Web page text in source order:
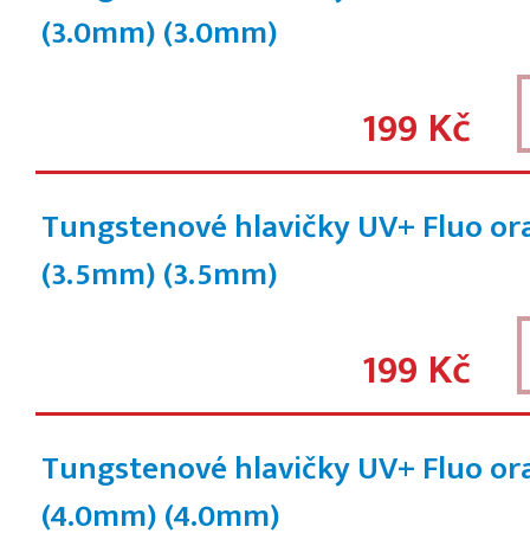
(3.0mm)(3.0mm)
199 Kč
Tungstenové hlavičky UV+ Fluo
(3.5mm)(3.5mm)
199 Kč
Tungstenové hlavičky UV+ Fluo
(4.0mm)(4.0mm)